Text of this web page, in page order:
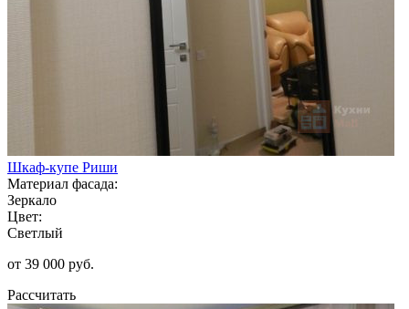
Шкаф-купе Риши
Материал фасада:
Зеркало
Цвет:
Светлый
от 39 000 руб.
Рассчитать